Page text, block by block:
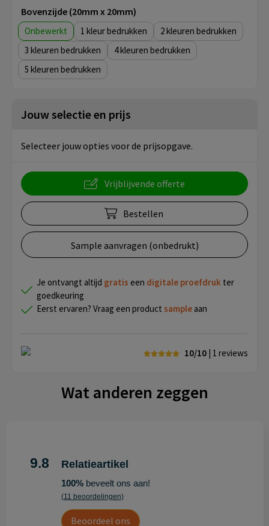
Bovenzijde (20mm x 20mm)
Onbewerkt 1
2
3
4
5
Jouw selectie en prijs
Selecteer jouw opties voor de prijsopgave.
Vrijblijvende offerte
Bestellen
Sample aanvragen (onbedrukt)
Je ontvangt altijd gratis een digitale proefdruk ter
goedkeuring
Eerst ervaren? Vraag een product sample aan
10/10 | 1 reviews
Wat anderen zeggen
9.8 Relatieartikel
100%beveelt ons aan!
(11 beoordelingen)
Beoordeel ons